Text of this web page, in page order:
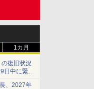
1カ月
の復旧状況
日中に緊急
、2027年